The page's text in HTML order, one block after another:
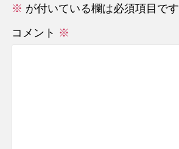
※ が付いている欄は必須項目です
コメント ※